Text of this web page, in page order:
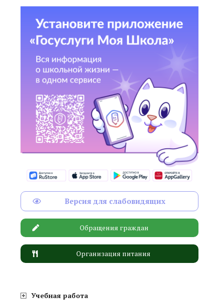
Версия для слабовидящих
Обращения граждан
Организация питания
Учебная работа